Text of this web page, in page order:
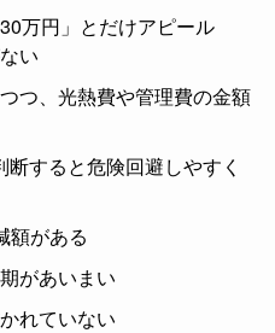
万円」とだけアピール
い
つ、光熱費や管理費の金額
すると危険回避しやすく
額がある
があいまい
れていない